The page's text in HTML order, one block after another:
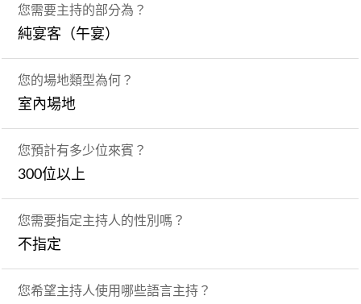
您需要主持的部分為？
純宴客（午宴）
您的場地類型為何？
室內場地
您預計有多少位來賓？
300位以上
您需要指定主持人的性別嗎？
不指定
您希望主持人使用哪些語言主持？